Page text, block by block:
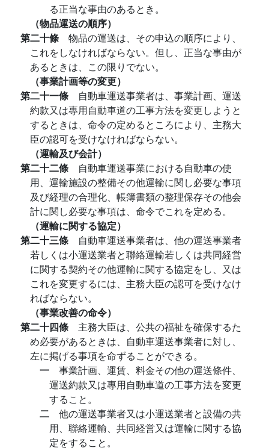
る正当な事由のあるとき。
（物品運送の順序）
第二十條 物品の運送は、その申込の順序により、
これをしなければならない。但し、正当な事由が
あるときは、この限りでない。
（事業計画等の変更）
第二十一條 自動車運送事業者は、事業計画、運送
約款又は專用自動車道の工事方法を変更しようと
するときは、命令の定めるところにより、主務大
臣の認可を受けなければならない。
（運輸及び会計）
第二十二條 自動車運送事業における自動車の使
用、運輸施設の整備その他運輸に関し必要な事項
及び経理の合理化、帳簿書類の整理保存その他会
計に関し必要な事項は、命令でこれを定める。
（運輸に関する協定）
第二十三條 自動車運送事業者は、他の運送事業者
若しくは小運送業者と聯絡運輸若しくは共同経営
に関する契約その他運輸に関する協定をし、又は
これを変更するには、主務大臣の認可を受けなけ
ればならない。
（事業改善の命令）
第二十四條 主務大臣は、公共の福祉を確保するた
め必要があるときは、自動車運送事業者に対し、
左に掲げる事項を命ずることができる。
一 事業計画、運賃、料金その他の運送條件、
運送約款又は專用自動車道の工事方法を変更
すること。
二 他の運送事業者又は小運送業者と設備の共
用、聯絡運輸、共同経営又は運輸に関する協
定をすること。